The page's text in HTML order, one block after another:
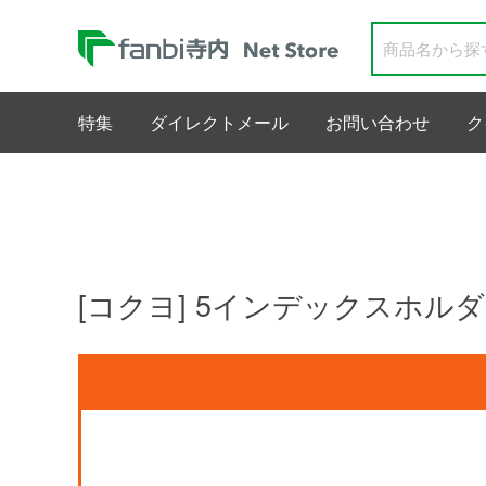
特集 ダイレクトメール お問い合わせ
[コクヨ] 5インデックスホル